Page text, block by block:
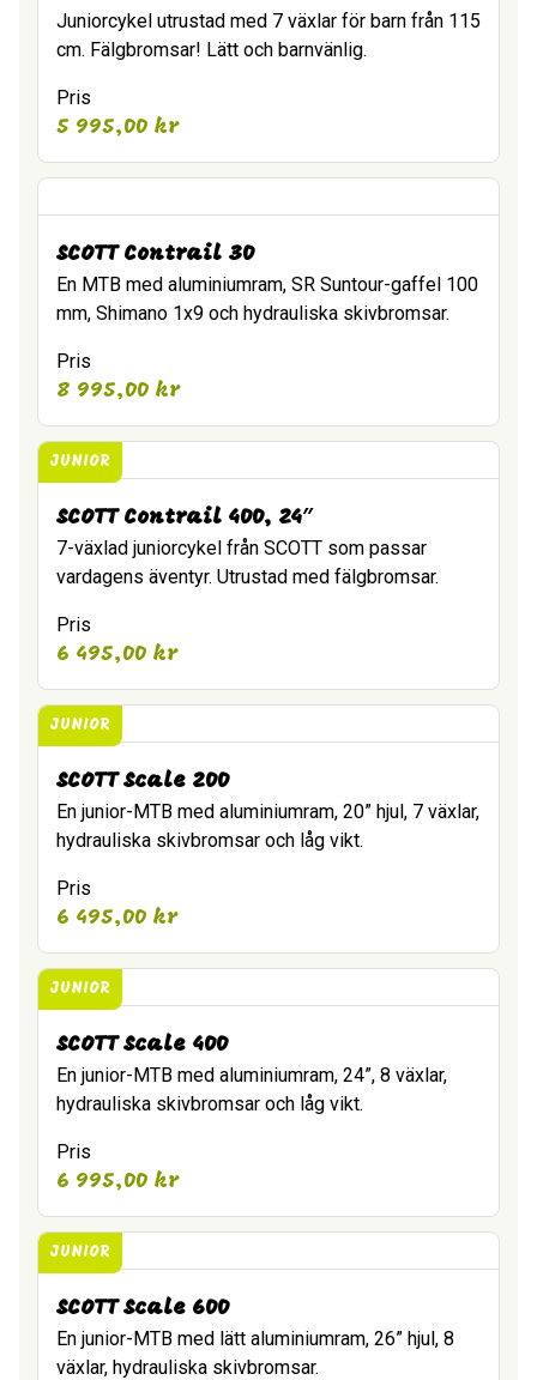
Juniorcykel utrustad med 7 växlar för barn från 115
cm. Fälgbromsar! Lätt och barnvänlig.
Pris
5 995,00 kr
SCOTT Contrail 30
En MTB med aluminiumram, SR Suntour-gaffel 100
mm, Shimano 1x9 och hydrauliska skivbromsar.
Pris
8 995,00 kr
JUNIOR
SCOTT Contrail 400, 24″
7-växlad juniorcykel från SCOTT som passar
vardagens äventyr. Utrustad med fälgbromsar.
Pris
6 495,00 kr
JUNIOR
SCOTT Scale 200
En junior-MTB med aluminiumram, 20” hjul, 7 växlar,
hydrauliska skivbromsar och låg vikt.
Pris
6 495,00 kr
JUNIOR
SCOTT Scale 400
En junior-MTB med aluminiumram, 24”, 8 växlar,
hydrauliska skivbromsar och låg vikt.
Pris
6 995,00 kr
JUNIOR
SCOTT Scale 600
En junior-MTB med lätt aluminiumram, 26” hjul, 8
växlar, hydrauliska skivbromsar.